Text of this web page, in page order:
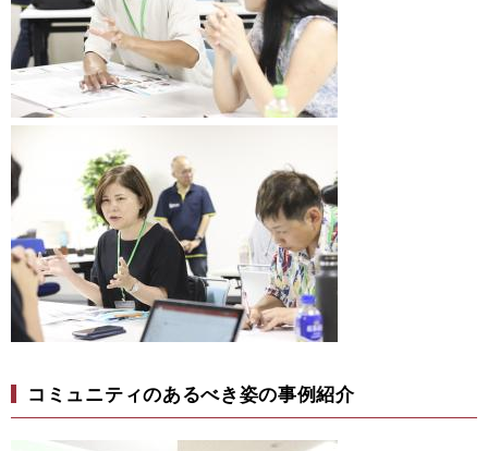
コミュニティのあるべき姿の事例紹介